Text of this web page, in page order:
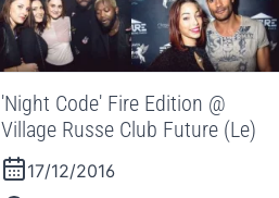
'Night Code' Fire Edition @
Village Russe Club Future (Le)
17/12/2016